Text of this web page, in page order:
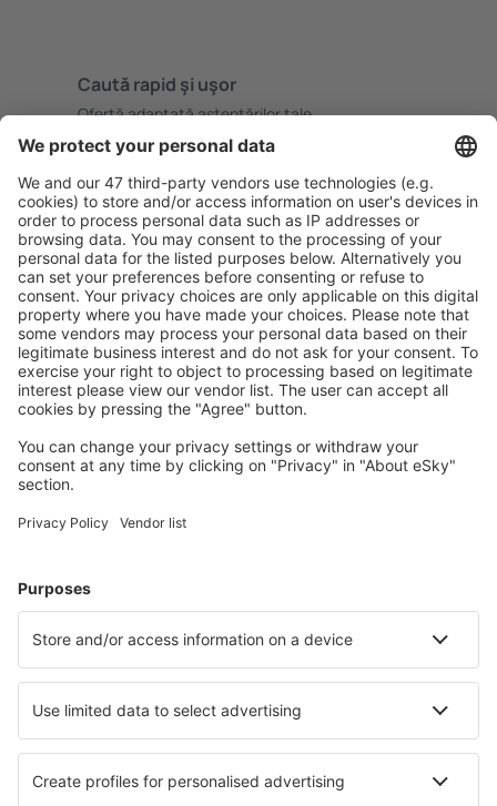
Caută rapid şi uşor
Ofertă adaptată aşteptărilor tale.
Planifică ȋn siguranţă
Rezervare fără griji cu opțiune gratuită de anulare.
Economiseşte mai mult
Prețuri atractive și oferte speciale pentru utilizatorii
conectați.
Cazarea preferată
Alege din peste 1,3 mil. de opţiuni: hoteluri, cabane,
Cele mai căutate cazări de către utilizatorii eSky
Cazare în Myrtle Beach
Cazare în Davenport Cazare în Kissimmee
Cazare în Panama City Beach Cazare în Fredericksburg
Cazare în Corolla Cazare în Oceanside